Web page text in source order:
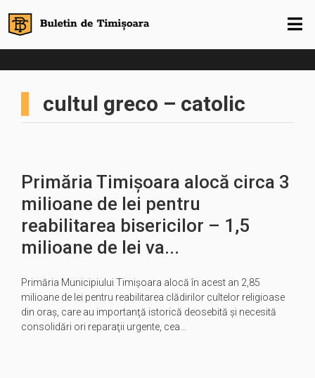
cultul greco – catolic
Primăria Timişoara alocă circa 3
milioane de lei pentru
reabilitarea bisericilor – 1,5
milioane de lei va...
Primăria Municipiului Timişoara alocă în acest an 2,85
milioane de lei pentru reabilitarea clădirilor cultelor religioase
din oraş, care au importanţă istorică deosebită şi necesită
consolidări ori reparaţii urgente, cea…